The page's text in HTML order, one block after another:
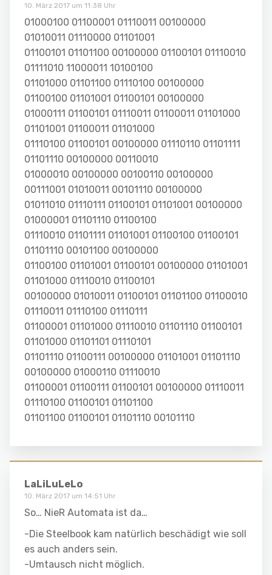
10. März 2017 um 11:38 Uhr
01000100 01100001 01110011 00100000
01010011 01110000 01101001
01100101 01101100 00100000 01100101 01110010
01111010 11000011 10100100
01101000 01101100 01110100 00100000
01100100 01101001 01100101 00100000
01000111 01100101 01110011 01100011 01101000
01101001 01100011 01101000
01110100 01100101 00100000 01110110 01101111
01101110 00100000 00110010
01000010 00100000 00100110 00100000
00111001 01010011 00101110 00100000
01011010 01110111 01100101 01101001 00100000
01000001 01101110 01100100
01110010 01101111 01101001 01100100 01100101
01101110 00101100 00100000
01100100 01101001 01100101 00100000 01101001
01101000 01110010 01100101
00100000 01010011 01100101 01101100 01100010
01110011 01110100 01110111
01100001 01101000 01110010 01101110 01100101
01101000 01101101 01110101
01101110 01100111 00100000 01101001 01101110
00100000 01000110 01110010
01100001 01100111 01100101 00100000 01110011
01110100 01100101 01101100
01101100 01100101 01101110 00101110
LaLiLuLeLo
10. März 2017 um 14:51 Uhr
So… NieR Automata ist da…
-Die Steelbook kam natürlich beschädigt wie soll
es auch anders sein.
-Umtausch nicht möglich.